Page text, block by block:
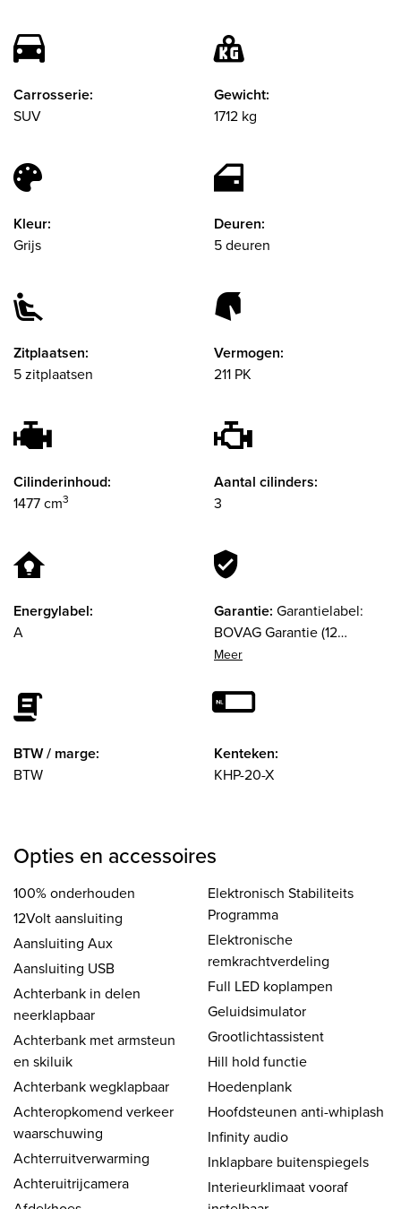
Carrosserie:
SUV
Gewicht:
1712 kg
Kleur:
Grijs
Deuren:
5 deuren
Zitplaatsen:
5 zitplaatsen
Vermogen:
211 PK
Cilinderinhoud:
1477 cm3
Aantal cilinders:
3
Energylabel:
A
Garantie: Garantielabel:
BOVAG Garantie (12
maanden)
BTW / marge:
BTW
Kenteken:
KHP-20-X
Opties en accessoires
100% onderhouden
12Volt aansluiting
Aansluiting Aux
Aansluiting USB
Achterbank in delen
neerklapbaar
Achterbank met armsteun
en skiluik
Achterbank wegklapbaar
Achteropkomend verkeer
waarschuwing
Achterruitverwarming
Achteruitrijcamera
Elektronisch Stabiliteits
Programma
Elektronische
remkrachtverdeling
Full LED koplampen
Geluidsimulator
Grootlichtassistent
Hill hold functie
Hoedenplank
Hoofdsteunen anti-whiplash
Infinity audio
Inklapbare buitenspiegels
Interieurklimaat vooraf